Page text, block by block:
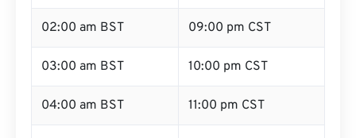
02:00 am BST 09:00 pm CST
03:00 am BST 10:00 pm CST
04:00 am BST 11:00 pm CST